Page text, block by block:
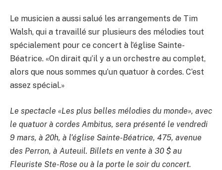
Le musicien a aussi salué les arrangements de Tim
Walsh, qui a travaillé sur plusieurs des mélodies tout
spécialement pour ce concert à l’église Sainte-
Béatrice. «On dirait qu’il y a un orchestre au complet,
alors que nous sommes qu’un quatuor à cordes. C’est
assez spécial.»
Le spectacle «Les plus belles mélodies du monde», avec
le quatuor à cordes Ambitus, sera présenté le vendredi
9 mars, à 20h, à l’église Sainte-Béatrice, 475, avenue
des Perron, à Auteuil. Billets en vente à 30 $ au
Fleuriste Ste-Rose ou à la porte le soir du concert.